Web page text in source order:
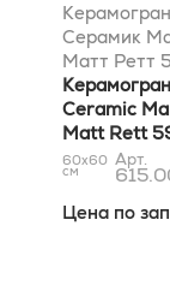
Серамик
Матт Ретт
Ceramic
Matt Rett
60x60
см
Арт.
Цена по